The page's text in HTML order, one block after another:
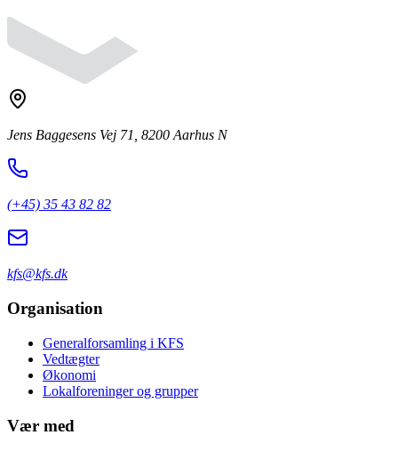
Jens Baggesens Vej 71, 8200 Aarhus N
(+45) 35 43 82 82
kfs@kfs.dk
Organisation
Generalforsamling i KFS
Vedtægter
Økonomi
Lokalforeninger og grupper
Vær med